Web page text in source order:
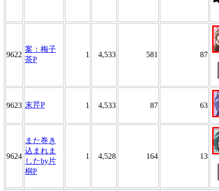
9622
案：梅子
茶P
1 4,533 581 87
9623 末芹P 1 4,533 87 63
9624
また巻き
込まれま
したby片
桐P
1 4,528 164 13